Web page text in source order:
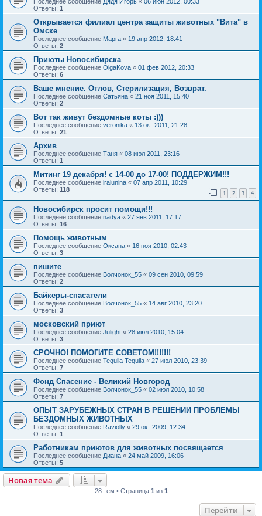
Последнее сообщение Дядя Игорь « 06 июн 2012, 00:33
Ответы: 1
Открывается филиал центра защиты животных "Вита" в
Омске
Последнее сообщение Марга « 19 апр 2012, 18:41
Ответы: 2
Приюты Новосибирска
Последнее сообщение OlgaKova « 01 фев 2012, 20:33
Ответы: 6
Ваше мнение. Отлов, Стерилизация, Возврат.
Последнее сообщение Сатьяна « 21 ноя 2011, 15:40
Ответы: 2
Вот так живут бездомные коты :)))
Последнее сообщение veronika « 13 окт 2011, 21:28
Ответы: 21
Архив
Последнее сообщение Таня « 08 июл 2011, 23:16
Ответы: 1
Митинг 19 декабря! с 14-00 до 17-00! ПОДДЕРЖИМ!!!
Последнее сообщение iralunina « 07 апр 2011, 10:29
Ответы: 118 1 2 3 4
Новосибирск просит помощи!!!
Последнее сообщение nadya « 27 янв 2011, 17:17
Ответы: 16
Помощь животным
Последнее сообщение Оксана « 16 ноя 2010, 02:43
Ответы: 3
пишите
Последнее сообщение Волчонок_55 « 09 сен 2010, 09:59
Ответы: 2
Байкеры-спасатели
Последнее сообщение Волчонок_55 « 14 авг 2010, 23:20
Ответы: 3
московский приют
Последнее сообщение Julight « 28 июл 2010, 15:04
Ответы: 3
СРОЧНО! ПОМОГИТЕ СОВЕТОМ!!!!!!!
Последнее сообщение Tequila Tequila « 27 июл 2010, 23:39
Ответы: 7
Фонд Спасение - Великий Новгород
Последнее сообщение Волчонок_55 « 02 июл 2010, 10:58
Ответы: 7
ОПЫТ ЗАРУБЕЖНЫХ СТРАН В РЕШЕНИИ ПРОБЛЕМЫ
БЕЗДОМНЫХ ЖИВОТНЫХ
Последнее сообщение Raviolly « 29 окт 2009, 12:34
Ответы: 1
Работникам приютов для животных посвящается
Последнее сообщение Диана « 24 май 2009, 16:06
Ответы: 5
Новая тема
28 тем • Страница 1 из 1
Перейти